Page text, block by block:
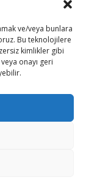
ve/veya bunlara
Bu teknolojilere
kimlikler gibi
onayı geri
SavunmaTR
Kariyer
Politikası